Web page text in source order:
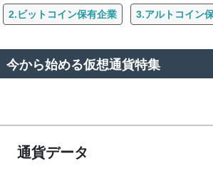
2.ビットコイン保有企業 3.アルトコイン
今から始める仮想通貨特集
通貨データ